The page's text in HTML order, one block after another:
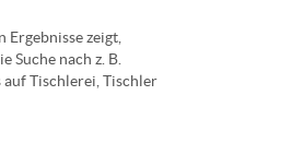
zeigt,
Suche nach z. B.
aufTischlerei Tischler